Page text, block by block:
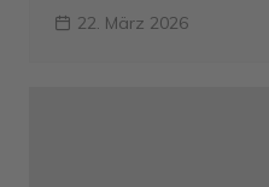
22. März 2026